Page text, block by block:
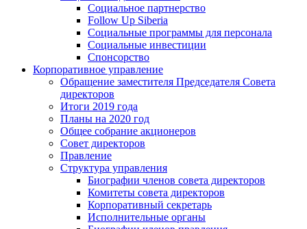
Социальное партнерство
Follow Up Siberia
Социальные программы для персонала
Социальные инвестиции
Спонсорство
Корпоративное управление
Обращение заместителя Председателя Совета
директоров
Итоги 2019 года
Планы на 2020 год
Общее собрание акционеров
Совет директоров
Правление
Структура управления
Биографии членов совета директоров
Комитеты совета директоров
Корпоративный секретарь
Исполнительные органы